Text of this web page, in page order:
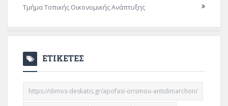
Τμήμα Τοπικής Οικονομικής Ανάπτυξης
ΕΤΙΚΕΤΕΣ
https://dimos-deskatis.gr/apofasi-orismou-antidimarchon/